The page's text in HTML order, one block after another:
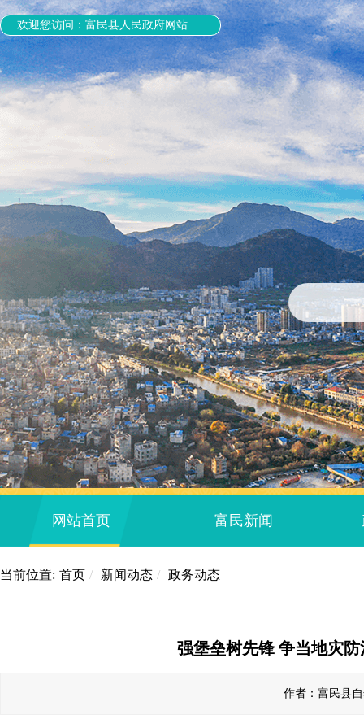
欢迎您访问：富民县人民政府网站
网站首页 富民新闻
当前位置: 首页 / 新闻动态 / 政务动态
强堡垒树先锋 争当地灾
作者：富民县